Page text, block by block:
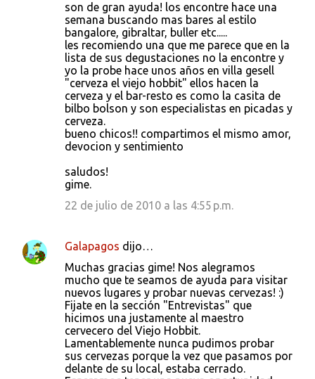
son de gran ayuda! los encontre hace una
semana buscando mas bares al estilo
bangalore, gibraltar, buller etc.....
les recomiendo una que me parece que en la
lista de sus degustaciones no la encontre y
yo la probe hace unos años en villa gesell
"cerveza el viejo hobbit" ellos hacen la
cerveza y el bar-resto es como la casita de
bilbo bolson y son especialistas en picadas y
cerveza.
bueno chicos!! compartimos el mismo amor,
devocion y sentimiento
saludos!
gime.
22 de julio de 2010 a las 4:55 p.m.
Galapagos dijo…
Muchas gracias gime! Nos alegramos
mucho que te seamos de ayuda para visitar
nuevos lugares y probar nuevas cervezas! :)
Fijate en la sección "Entrevistas" que
hicimos una justamente al maestro
cervecero del Viejo Hobbit.
Lamentablemente nunca pudimos probar
sus cervezas porque la vez que pasamos por
delante de su local, estaba cerrado.